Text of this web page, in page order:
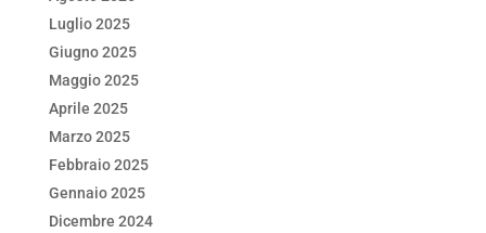
Luglio 2025
Giugno 2025
Maggio 2025
Aprile 2025
Marzo 2025
Febbraio 2025
Gennaio 2025
Dicembre 2024